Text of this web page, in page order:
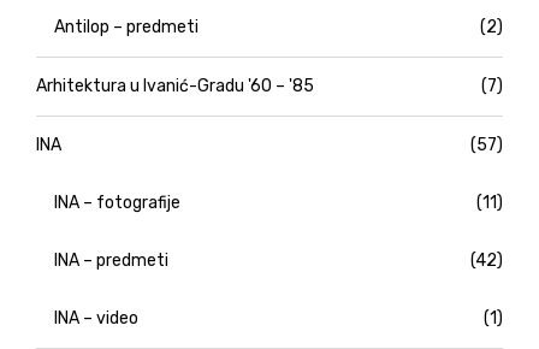
Antilop – predmeti (2)
Arhitektura u Ivanić-Gradu '60 – '85 (7)
INA (57)
INA – fotografije (11)
INA – predmeti (42)
INA – video (1)